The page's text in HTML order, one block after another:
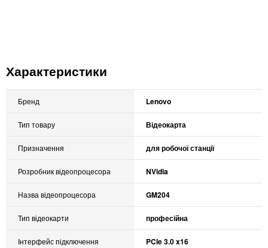
Характеристики
Бренд Lenovo
Тип товару Відеокарта
Призначення для робочої станції
Розробник відеопроцесора NVidia
Назва відеопроцесора GM204
Тип відеокарти професійна
Інтерфейс підключення PCIe 3.0 x16